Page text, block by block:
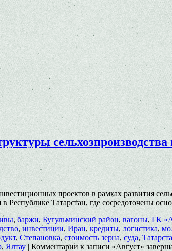
проектов в рамках развития
Татарстан, где сосредоточены
, баржи, Бугульминский район, вагоны, ГК
,инвестиции, Иран,кредиты,логистика,
, Степановка, стоимость зерна, суда,
, Ялтау | Комментариик записи «Август»